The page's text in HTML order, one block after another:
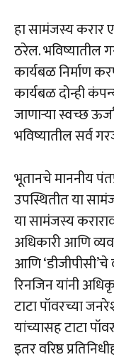
हा सामंजस्य करार
ठरेल. भविष्यातील
कार्यबळ निर्माण
कार्यबळ दोन्ही
जाणाऱ्या स्वच्छ
भविष्यातील सर्व
भूतानचे माननीय
उपस्थितीत या
या सामंजस्य
अधिकारी आणि
आणि
रिनजिन यांनी
टाटा पॉवरच्या
यांच्यासह टाटा
इतर वरिष्ठ